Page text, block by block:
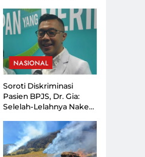
NASIONAL
Soroti Diskriminasi
Pasien BPJS, Dr. Gia:
Selelah-Lelahnya Nakes,